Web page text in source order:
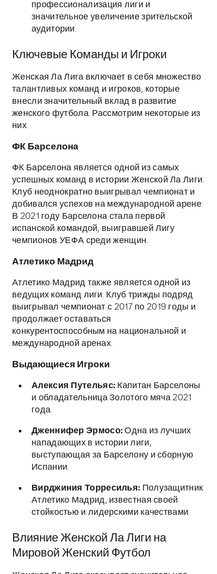
профессионализация лиги и
значительное увеличение зрительской
аудитории.
Ключевые Команды и Игроки
Женская Ла Лига включает в себя множество
талантливых команд и игроков, которые
внесли значительный вклад в развитие
женского футбола. Рассмотрим некоторые из
них.
ФК Барселона
ФК Барселона является одной из самых
успешных команд в истории Женской Ла Лиги.
Клуб неоднократно выигрывал чемпионат и
добивался успехов на международной арене.
В 2021 году Барселона стала первой
испанской командой, выигравшей Лигу
чемпионов УЕФА среди женщин.
Атлетико Мадрид
Атлетико Мадрид также является одной из
ведущих команд лиги. Клуб трижды подряд
выигрывал чемпионат с 2017 по 2019 годы и
продолжает оставаться
конкурентоспособным на национальной и
международной аренах.
Выдающиеся Игроки
Алексия Путельяс: Капитан Барселоны
и обладательница Золотого мяча 2021
года.
Дженнифер Эрмосо: Одна из лучших
нападающих в истории лиги,
выступающая за Барселону и сборную
Испании.
Вирджиния Торресилья: Полузащитник
Атлетико Мадрид, известная своей
стойкостью и лидерскими качествами.
Влияние Женской Ла Лиги на
Мировой Женский Футбол